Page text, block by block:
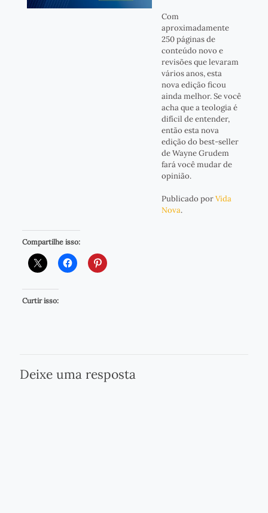
Com
aproximadamente
250 páginas de
conteúdo novo e
revisões que levaram
vários anos, esta
nova edição ficou
ainda melhor. Se você
acha que a teologia é
difícil de entender,
então esta nova
edição do best-seller
de Wayne Grudem
fará você mudar de
opinião.
Publicado porVida
Nova.
Compartilhe isso:
Curtir isso:
Deixe uma resposta